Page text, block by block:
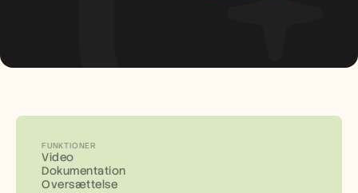
FUNKTIONER
Video
Dokumentation
Oversættelse